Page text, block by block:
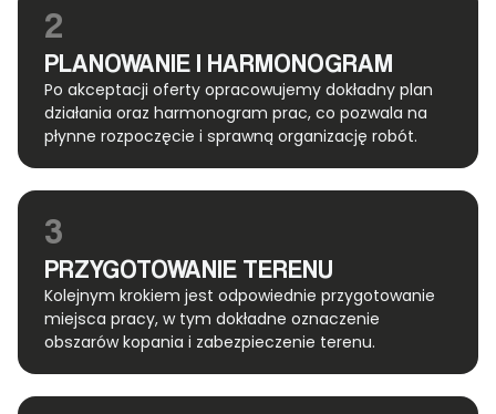
2
PLANOWANIE I HARMONOGRAM
Po akceptacji oferty opracowujemy dokładny plan
działania oraz harmonogram prac, co pozwala na
płynne rozpoczęcie i sprawną organizację robót.
3
PRZYGOTOWANIE TERENU
Kolejnym krokiem jest odpowiednie przygotowanie
miejsca pracy, w tym dokładne oznaczenie
obszarów kopania i zabezpieczenie terenu.